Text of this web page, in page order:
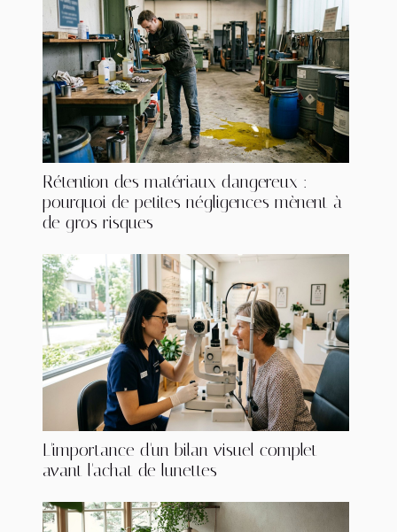
Rétention des matériaux dangereux :
pourquoi de petites négligences mènent à
de gros risques
L'importance d'un bilan visuel complet
avant l'achat de lunettes